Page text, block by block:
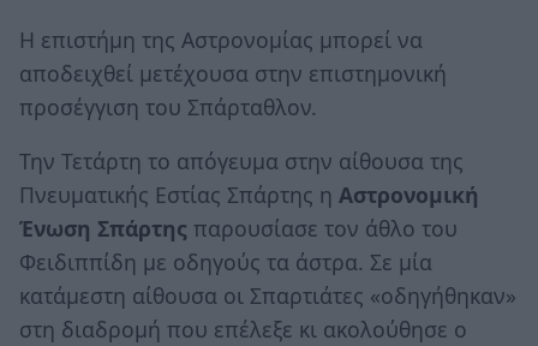
Η επιστήμη της Αστρονομίας μπορεί να
αποδειχθεί μετέχουσα στην επιστημονική
προσέγγιση του Σπάρταθλον.
Την Τετάρτη το απόγευμα στην αίθουσα της
Πνευματικής Εστίας Σπάρτης η Αστρονομική
Ένωση Σπάρτης παρουσίασε τον άθλο του
Φειδιππίδη με οδηγούς τα άστρα. Σε μία
κατάμεστη αίθουσα οι Σπαρτιάτες «οδηγήθηκαν»
στη διαδρομή που επέλεξε κι ακολούθησε ο